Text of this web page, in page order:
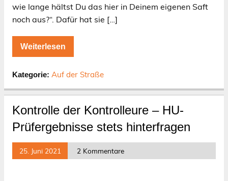
wie lange hältst Du das hier in Deinem eigenen Saft
noch aus?“. Dafür hat sie […]
Weiterlesen
Kategorie: Auf der Straße
Kontrolle der Kontrolleure – HU-
Prüfergebnisse stets hinterfragen
25. Juni 2021 2 Kommentare